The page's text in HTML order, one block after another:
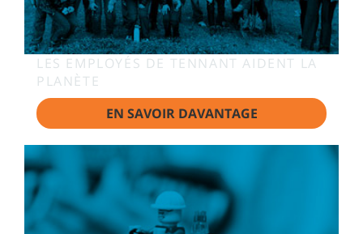
LES EMPLOYÉS DE TENNANT AIDENT LA
PLANÈTE
EN SAVOIR DAVANTAGE